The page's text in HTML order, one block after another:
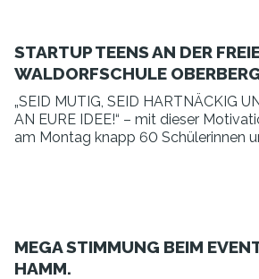
STARTUP TEENS AN DER
WALDORFSCHULE
„SEID MUTIG, SEID HARTNÄCKIG
AN EURE IDEE!“ – mit dieser
am Montag knapp 60 Schülerinnen
MEGA STIMMUNG BEIM
HAMM.